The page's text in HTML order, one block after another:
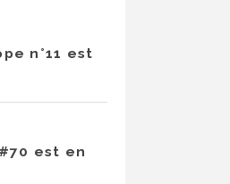
n°11 est
est en